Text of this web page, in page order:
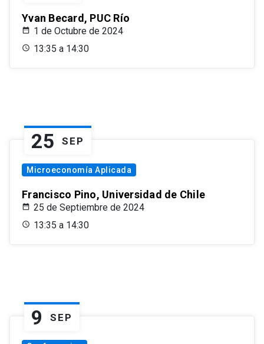
Yvan Becard, PUC Río
1 de Octubre de 2024
13:35 a 14:30
25 SEP
Microeconomía Aplicada
Francisco Pino, Universidad de Chile
25 de Septiembre de 2024
13:35 a 14:30
9 SEP